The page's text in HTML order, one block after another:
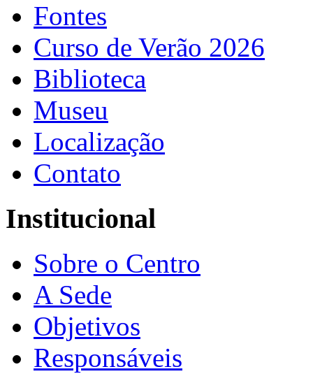
Fontes
Curso de Verão 2026
Biblioteca
Museu
Localização
Contato
Institucional
Sobre o Centro
A Sede
Objetivos
Responsáveis